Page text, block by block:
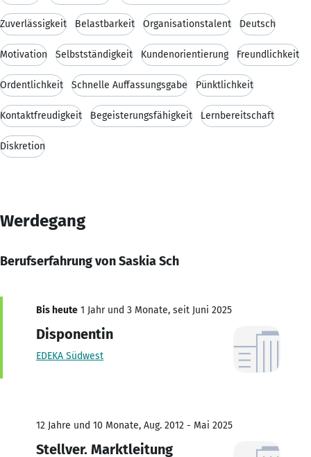
Zuverlässigkeit Belastbarkeit Organisationstalent Deutsch
Motivation Selbstständigkeit Kundenorientierung Freundlichkeit
Ordentlichkeit Schnelle Auffassungsgabe Pünktlichkeit
Kontaktfreudigkeit Begeisterungsfähigkeit Lernbereitschaft
Diskretion
Werdegang
Berufserfahrung von Saskia Sch
Bis heute 1 Jahr und 3 Monate, seit Juni 2025
Disponentin
EDEKA Südwest
12 Jahre und 10 Monate, Aug. 2012 - Mai 2025
Stellver. Marktleitung